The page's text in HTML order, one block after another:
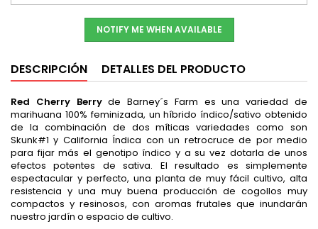
NOTIFY ME WHEN AVAILABLE
DESCRIPCIÓN DETALLES DEL PRODUCTO
Red Cherry Berryde Barney´s Farm es una variedad de
marihuana 100% feminizada, un híbrido índico/sativo obtenido
de la combinación de dos míticas variedades como son
Skunk#1 y California Índica con un retrocruce de por medio
para fijar más el genotipo índico y a su vez dotarla de unos
efectos potentes de sativa. El resultado es simplemente
espectacular y perfecto, una planta de muy fácil cultivo, alta
resistencia y una muy buena producción de cogollos muy
compactos y resinosos, con aromas frutales que inundarán
nuestro jardín o espacio de cultivo.